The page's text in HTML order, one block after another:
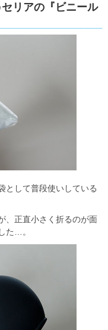
リアの『ビニール
として普段使いしている
、正直小さく折るのが面
た…。